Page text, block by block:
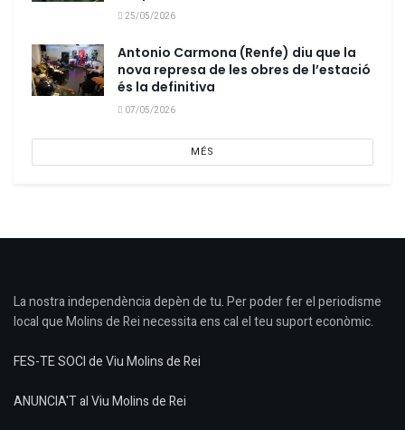
25/05/2026
Antonio Carmona (Renfe) diu que la
nova represa de les obres de l’estació
és la definitiva
07/05/2026
MÉS
La nostra independència depèn de tu. Per poder fer el periodisme
local que Molins de Rei necessita ens cal el teu suport econòmic.
FES-TE SOCI de Viu Molins de Rei
ANUNCIA'T al Viu Molins de Rei